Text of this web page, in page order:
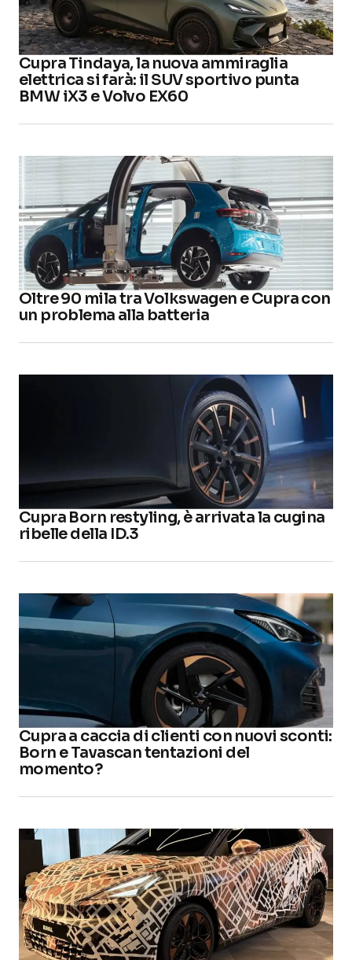
Cupra Tindaya, la nuova ammiraglia
elettrica si farà: il SUV sportivo punta
BMW iX3 e Volvo EX60
Oltre 90 mila tra Volkswagen e Cupra con
un problema alla batteria
Cupra Born restyling, è arrivata la cugina
ribelle della ID.3
Cupra a caccia di clienti con nuovi sconti:
Born e Tavascan tentazioni del
momento?